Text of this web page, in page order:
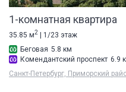
1-комнатная квартира
35.85 м2 | 1/23 этаж
Беговая 5.8 км
Комендантский проспект 6.9
Санкт-Петербург, Приморский